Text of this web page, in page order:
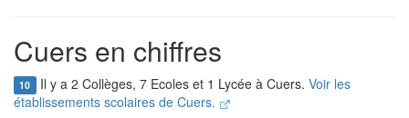
Cuers en chiffres
10 Il y a 2 Collèges, 7 Ecoles et 1 Lycée à Cuers. Voir les
établissements scolaires de Cuers.